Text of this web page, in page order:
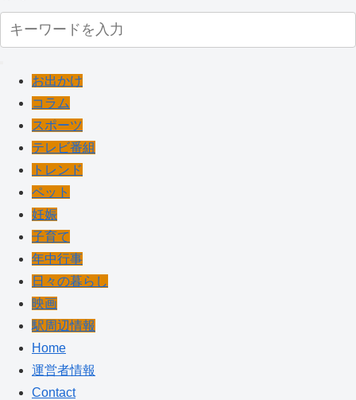
お出かけ
コラム
スポーツ
テレビ番組
トレンド
ペット
妊娠
子育て
年中行事
日々の暮らし
映画
駅周辺情報
Home
運営者情報
Contact